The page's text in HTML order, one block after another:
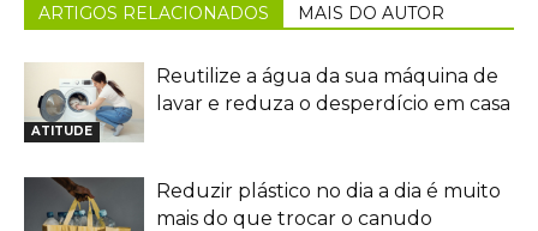
ARTIGOS RELACIONADOS MAIS DO AUTOR
ATITUDE
Reutilize a água da sua máquina de
lavar e reduza o desperdício em casa
Reduzir plástico no dia a dia é muito
mais do que trocar o canudo